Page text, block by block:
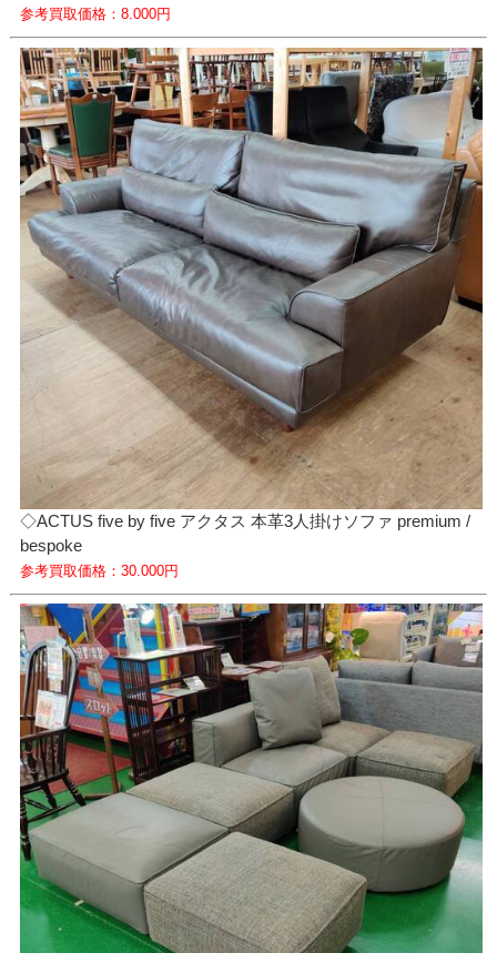
参考買取価格：8.000円
◇ACTUS five by five アクタス 本革3人掛けソファ premium /
bespoke
参考買取価格：30.000円